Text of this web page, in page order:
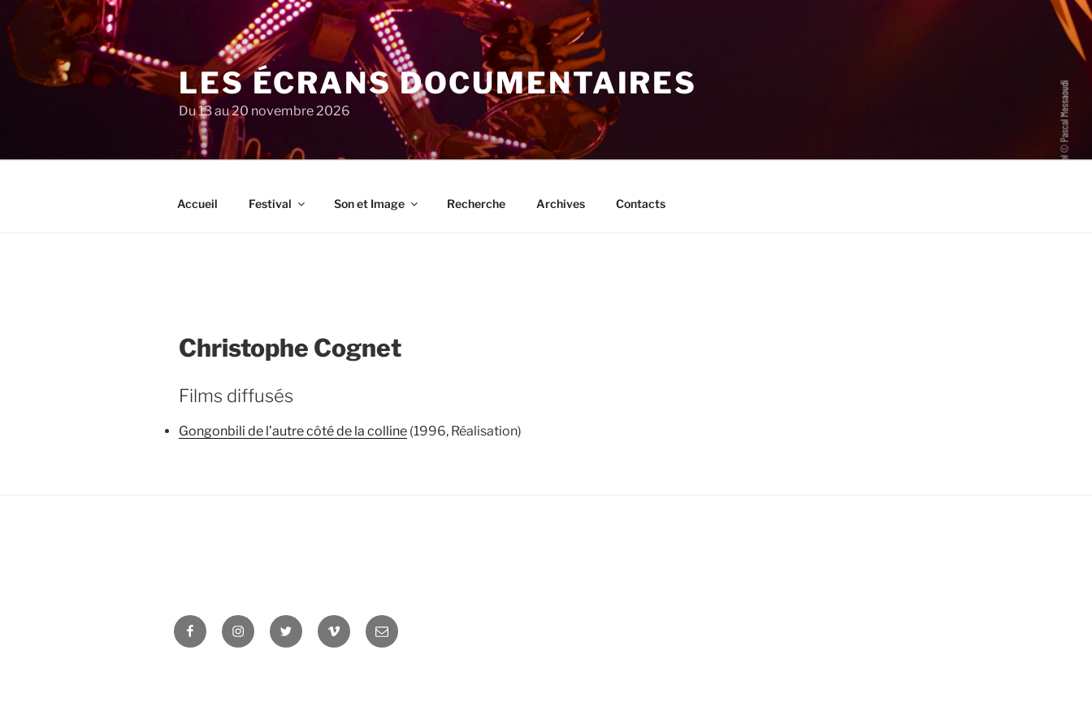
au
contenu
principal
LES ÉCRANS DOCUMENTAIRES
Du 13 au 20 novembre 2026
Accueil Festival Son et Image Recherche Archives Contacts
Christophe Cognet
Films diffusés
Gongonbili de l’autre côté de la colline (1996, Réalisation)
FacebookInstagramTwitter Vimeo Newsletter